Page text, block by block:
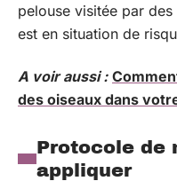
pelouse visitée par
est en situation de
A voir aussi :
des oiseaux dans
Protocole de
appliquer